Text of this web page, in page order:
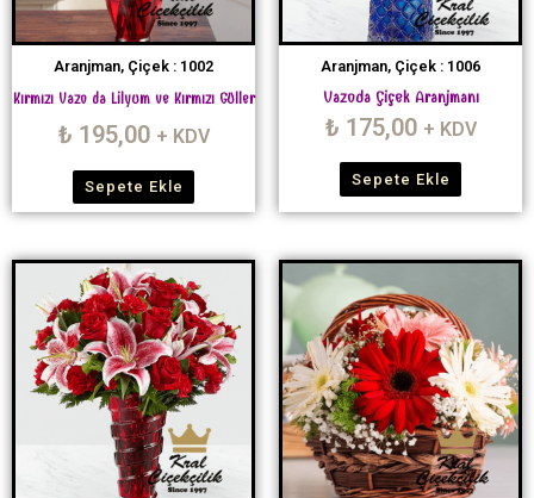
Aranjman, Çiçek : 1002
Kırmızı Vazo da Lilyum ve Kırmızı Güller
₺ 195,00 + KDV
Sepete Ekle
Aranjman, Çiçek : 1006
Vazoda Çiçek Aranjmanı
₺ 175,00 + KDV
Sepete Ekle